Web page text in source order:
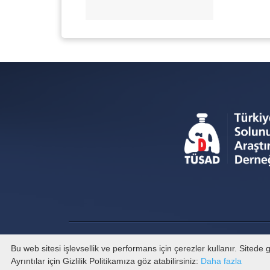
Bu web sitesi işlevsellik ve performans için çerezler kullanır.
Ayrıntılar için Gizlilik Politikamıza göz atabilirsiniz: Daha fazla